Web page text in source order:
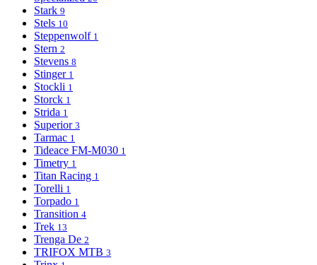
Stark 9
Stels 10
Steppenwolf 1
Stern 2
Stevens 8
Stinger 1
Stockli 1
Storck 1
Strida 1
Superior 3
Tarmac 1
Tideace FM-M030 1
Timetry 1
Titan Racing 1
Torelli 1
Torpado 1
Transition 4
Trek 13
Trenga De 2
TRIFOX MTB 3